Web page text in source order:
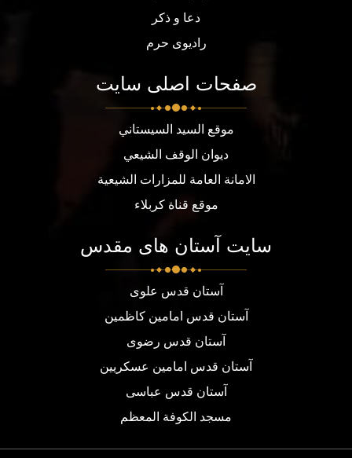
دعا و ذکر
رادیوی حرم
صفحات اصلی سایت
موقع السيد السيستاني
ديوان الوقف الشيعي
الامانة العامة للمزارات الشيعية
موقع قناة كربلاء
سایت آستان های مقدس
آستان قدس علوی
آستان قدس امامین کاظمین
آستان قدس رضوی
آستان قدس امامین عسکریین
آستان قدس عباسی
مسجد الكوفة المعظم